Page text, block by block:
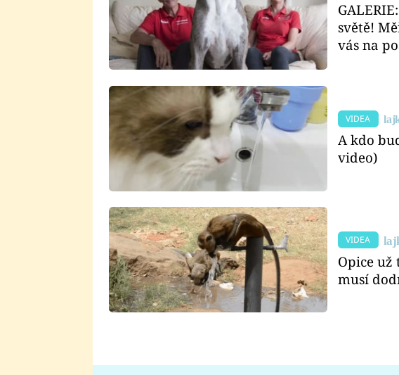
světě!
vás na
VIDEA
A kdo
video)
VIDEA
Opice už
musí